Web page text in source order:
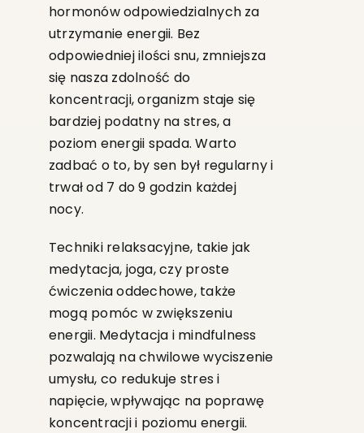
hormonów odpowiedzialnych za
utrzymanie energii. Bez
odpowiedniej ilości snu, zmniejsza
się nasza zdolność do
koncentracji, organizm staje się
bardziej podatny na stres, a
poziom energii spada. Warto
zadbać o to, by sen był regularny i
trwał od 7 do 9 godzin każdej
nocy.
Techniki relaksacyjne, takie jak
medytacja, joga, czy proste
ćwiczenia oddechowe, także
mogą pomóc w zwiększeniu
energii. Medytacja i mindfulness
pozwalają na chwilowe wyciszenie
umysłu, co redukuje stres i
napięcie, wpływając na poprawę
koncentracji i poziomu energii.